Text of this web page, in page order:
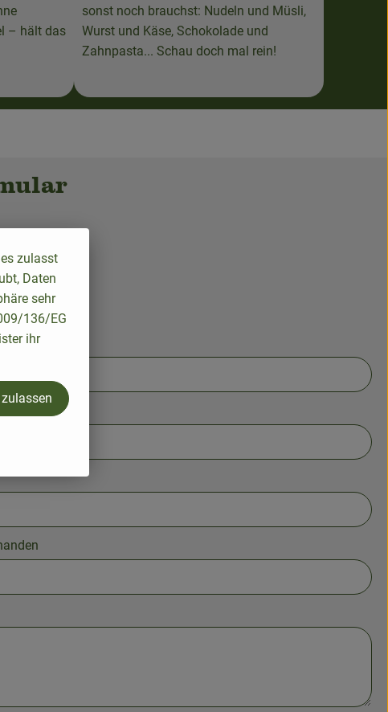
– hält das
sonst noch brauchst: Nudeln und Müsli,
Wurst und Käse, Schokolade und
Zahnpasta... Schau doch mal rein!
zulasst
Daten
sehr
136/EG
ihr